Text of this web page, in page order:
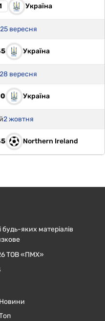
Україна
25 вересня
Україна
28 вересня
Україна
2 жовтня
Northern Ireland
яких матеріалів
ТОВ «ПМХ»
Новини